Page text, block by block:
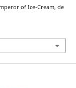
of Ice-Cream, de